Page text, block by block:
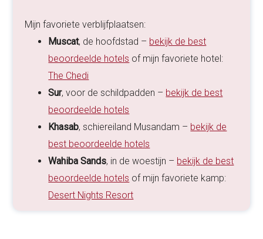
Mijn favoriete verblijfplaatsen:
Muscat, de hoofdstad – bekijk de best
beoordeelde hotels of mijn favoriete hotel:
The Chedi
Sur, voor de schildpadden – bekijk de best
beoordeelde hotels
Khasab, schiereiland Musandam – bekijk de
best beoordeelde hotels
Wahiba Sands, in de woestijn – bekijk de best
beoordeelde hotels of mijn favoriete kamp:
Desert Nights Resort